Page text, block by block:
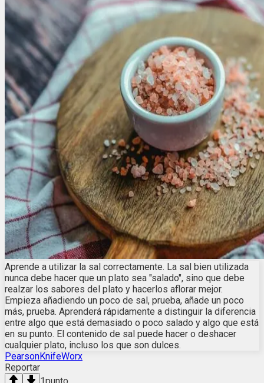
Aprende a utilizar la sal correctamente. La sal bien utilizada
nunca debe hacer que un plato sea "salado", sino que debe
realzar los sabores del plato y hacerlos aflorar mejor.
Empieza añadiendo un poco de sal, prueba, añade un poco
más, prueba. Aprenderá rápidamente a distinguir la diferencia
entre algo que está demasiado o poco salado y algo que está
en su punto. El contenido de sal puede hacer o deshacer
cualquier plato, incluso los que son dulces.
PearsonKnifeWorx
Reportar